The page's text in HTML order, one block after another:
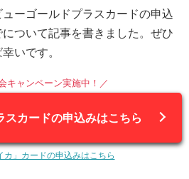
ーゴールドプラスカードの申込
ついて記事を書きました。ぜひ
いです。
キャンペーン実施中！／
スカードの申込みはこちら
カ」カードの申込みはこちら